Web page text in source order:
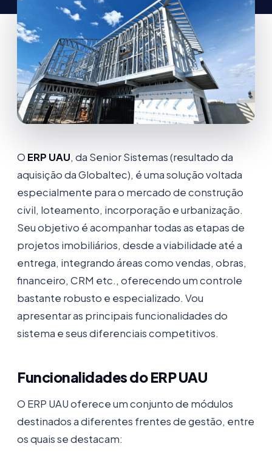
O ERP UAU, da Senior Sistemas (resultado da
aquisição da Globaltec), é uma solução voltada
especialmente para o mercado de construção
civil, loteamento, incorporação e urbanização.
Seu objetivo é acompanhar todas as etapas de
projetos imobiliários, desde a viabilidade até a
entrega, integrando áreas como vendas, obras,
financeiro, CRM etc., oferecendo um controle
bastante robusto e especializado. Vou
apresentar as principais funcionalidades do
sistema e seus diferenciais competitivos.
Funcionalidades do ERP UAU
O ERP UAU oferece um conjunto de módulos
destinados a diferentes frentes de gestão, entre
os quais se destacam: